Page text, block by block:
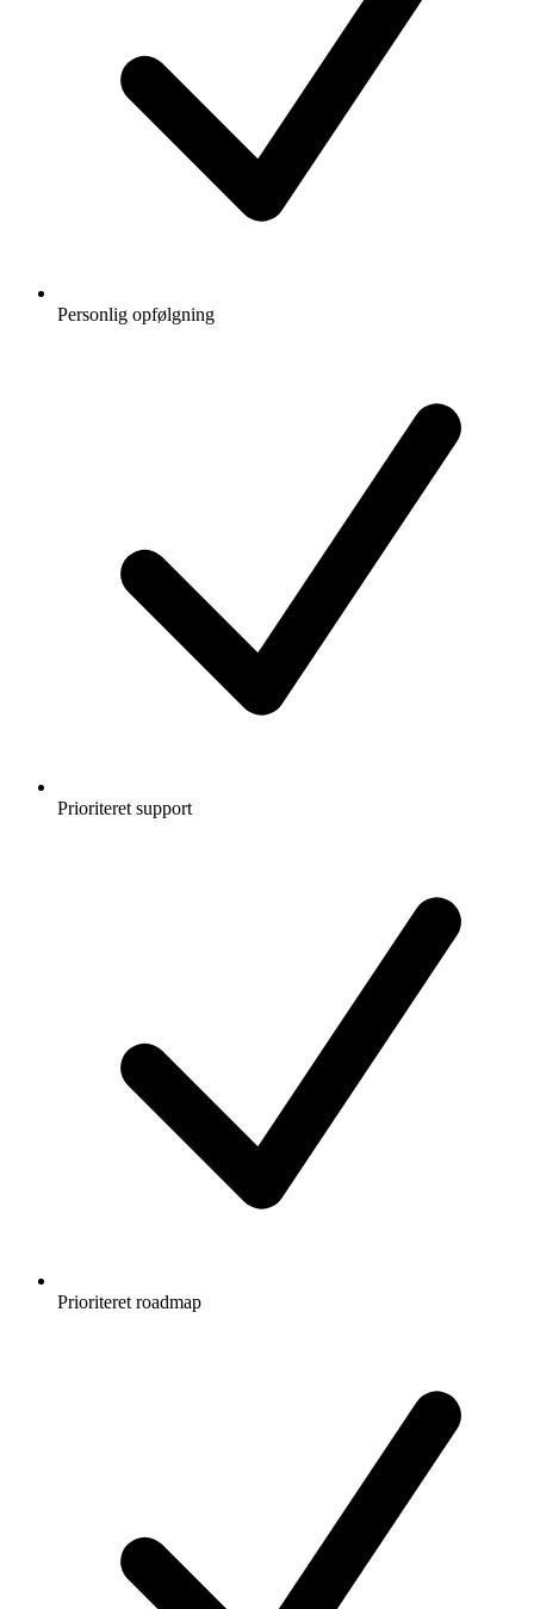
Personlig opfølgning
Prioriteret support
Prioriteret roadmap